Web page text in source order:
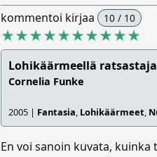
kommentoi kirjaa 10 / 10
★★★★★★★★★★
Lohikäärmeellä ratsastaja
Cornelia Funke
2005 | Fantasia, Lohikäärmeet,
En voi sanoin kuvata,